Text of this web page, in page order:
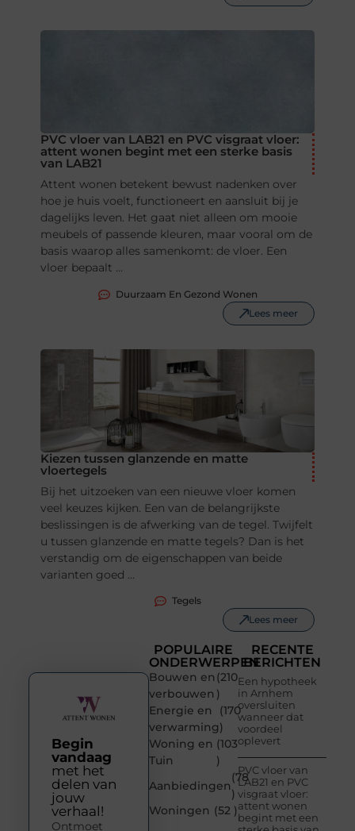
PVC vloer van LAB21 en PVC visgraat vloer:
attent wonen begint met een sterke basis
van LAB21
Attent wonen betekent bewust nadenken over
hoe je huis voelt, functioneert en aansluit bij je
dagelijks leven. Het gaat niet alleen om mooie
meubels of passende kleuren, maar vooral om de
basis waarop alles samenkomt: de vloer. Een
vloer bepaalt ...
Duurzaam En Gezond Wonen
Lees meer
Kiezen tussen glanzende en matte
vloertegels
Bij het uitzoeken van een nieuwe vloer komen
veel keuzes kijken. Een van de belangrijkste
beslissingen is de afwerking van de tegel. Twijfelt
u tussen glanzende en matte tegels? Dan is het
verstandig om de eigenschappen van beide
varianten goed ...
Tegels
Lees meer
POPULAIRE
ONDERWERPEN
Bouwen en
verbouwen
(210
)
Energie en
verwarming
(170
)
Woning en
Tuin
(103
)
Aanbiedingen
(78
)
Woningen (52 )
RECENTE
BERICHTEN
Een hypotheek
in Arnhem
oversluiten
wanneer dat
voordeel
oplevert
PVC vloer van
LAB21 en PVC
visgraat vloer:
attent wonen
begint met een
Begin
vandaag
met het
delen van
jouw
verhaal!
Ontmoet